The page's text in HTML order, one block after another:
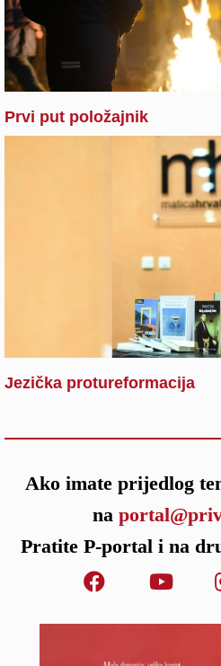
Prvi put položajnik
Jezička protureformacija
Ako imate prijedlog
na
Pratite P-portal i na